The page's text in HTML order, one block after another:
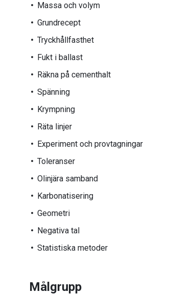
Massa och volym
Grundrecept
Tryckhållfasthet
Fukt i ballast
Räkna på cementhalt
Spänning
Krympning
Räta linjer
Experiment och provtagningar
Toleranser
Olinjära samband
Karbonatisering
Geometri
Negativa tal
Statistiska metoder
Målgrupp